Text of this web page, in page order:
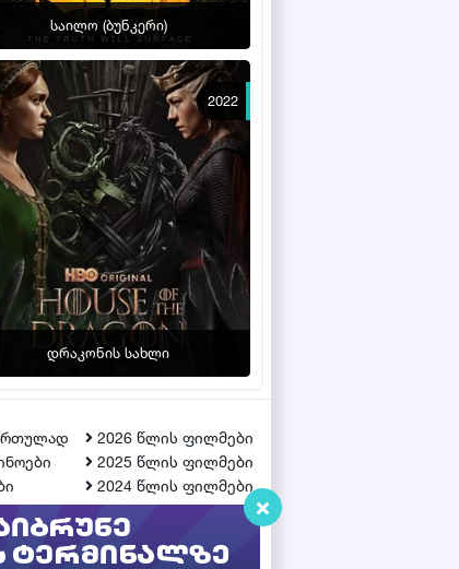
საილო (ბუნკერი)
2022
დრაკონის სახლი
2026 წლის ფილმები
2025 წლის ფილმები
2024 წლის ფილმები